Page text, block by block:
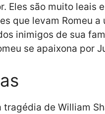
Eles são muito leais
que levam Romeu a
inimigos de sua
se apaixona por